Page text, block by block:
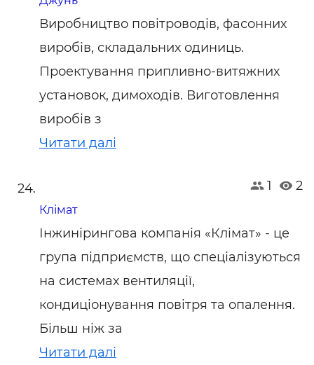
Виробництво повітроводів, фасонних
виробів, складальних одиниць.
Проектування припливно-витяжних
установок, димоходів. Виготовлення
виробів з
Читати далі
1 2
Клімат
Інжинірингова компанія «Клімат» - це
група підприємств, що спеціалізуються
на системах вентиляції,
кондиціонування повітря та опалення.
Більш ніж за
Читати далі